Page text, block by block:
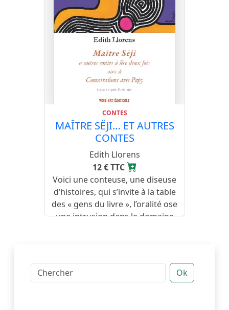
CONTES
MAÎTRE SËJI… ET AUTRES
CONTES
Edith Llorens
12 € TTC
Voici une conteuse, une diseuse
d’histoires, qui s’invite à la table
des « gens du livre », l’oralité ose
une intrusion dans le domaine
Ok